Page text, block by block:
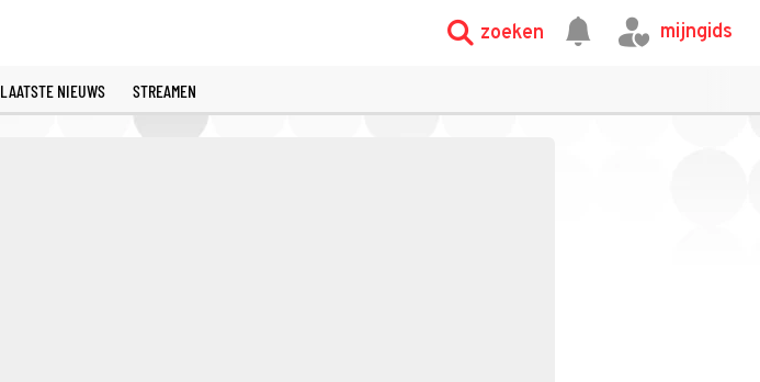
zoeken mijngids
LAATSTE NIEUWS STREAMEN